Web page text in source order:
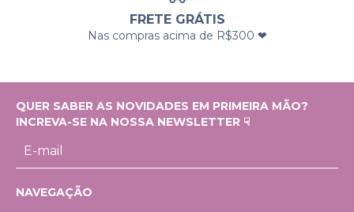
FRETE GRÁTIS
Nas compras acima de R$300 ❤
QUER SABER AS NOVIDADES EM PRIMEIRA MÃO?
INCREVA-SE NA NOSSA NEWSLETTER ☟
NAVEGAÇÃO